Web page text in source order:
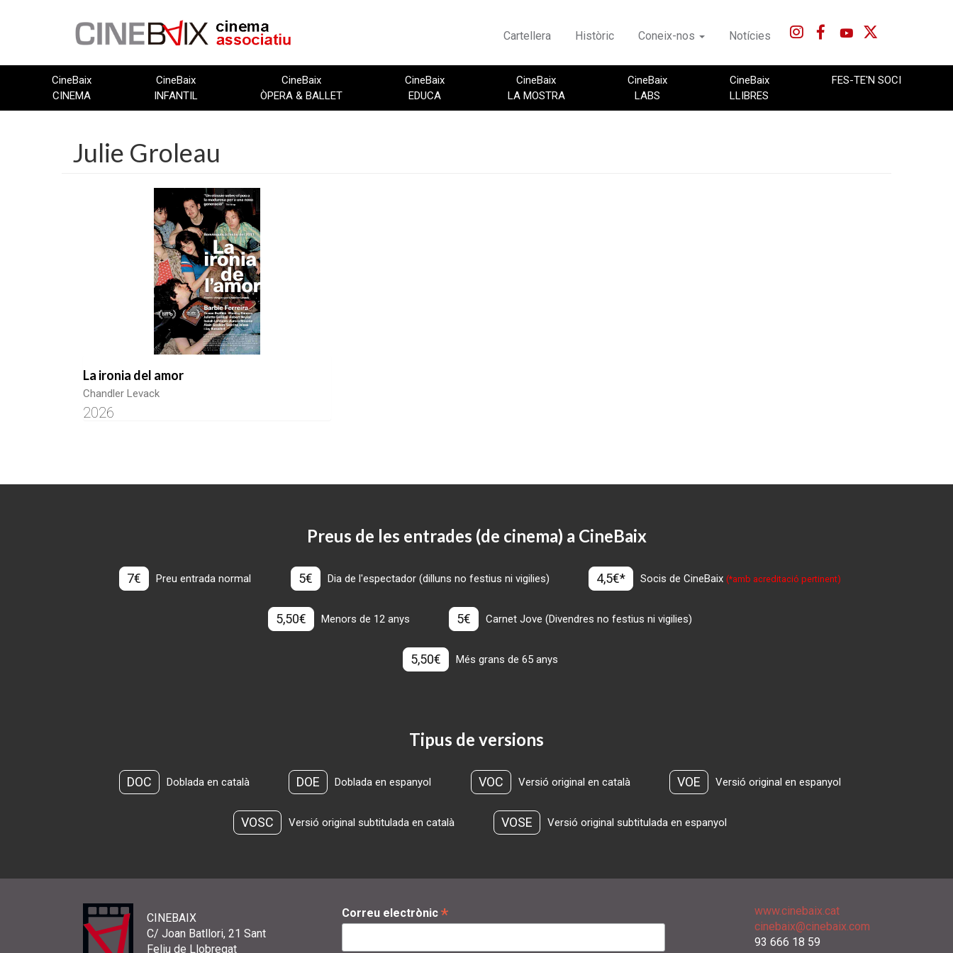
Cartellera Històric Coneix-nos Notícies
CineBaix
CINEMA
CineBaix
INFANTIL
CineBaix
ÒPERA & BALLET
CineBaix
EDUCA
CineBaix
LA MOSTRA
CineBaix
LABS
CineBaix
LLIBRES
FES-TE'N SOCI
Julie Groleau
La ironia del amor
Chandler Levack
2026
Preus de les entrades (de cinema) a CineBaix
7€ Preu entrada normal 5€ Dia de l'espectador (dilluns no festius ni vigilies) 4,5€* Socis de CineBaix(*amb acreditació pertinent)
5,50€ Menors de 12 anys 5€ Carnet Jove (Divendres no festius ni vigilies)
5,50€ Més grans de 65 anys
Tipus de versions
DOC Doblada en català DOE Doblada en espanyol VOC Versió original en català VOE Versió original en espanyol
VOSC Versió original subtitulada en català VOSE Versió original subtitulada en espanyol
CINEBAIX
C/ Joan Batllori, 21 Sant
Feliu de Llobregat
Correu electrònic *
www.cinebaix.cat
cinebaix@cinebaix.com
93 666 18 59